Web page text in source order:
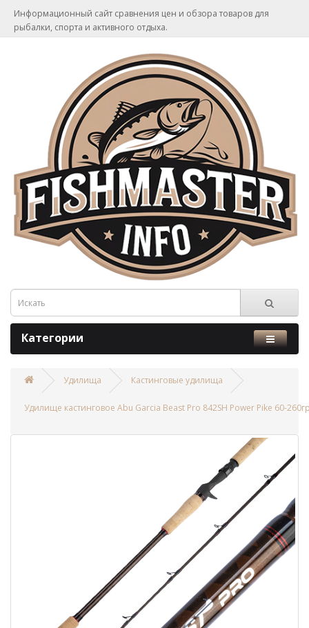
Информационный сайт сравнения цен и обзора товаров для
рыбалки, спорта и активного отдыха.
Категории
Удилища Кастинговые удилища
Удилище кастинговое Abu Garcia Beast Pro 842SH Power Pike 60-